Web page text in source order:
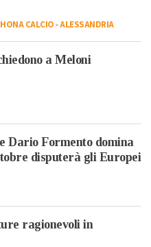
CALCIO-ALESSANDRIA
a Meloni
Dario Formento domina
disputerà gli Europei
ragionevoli in